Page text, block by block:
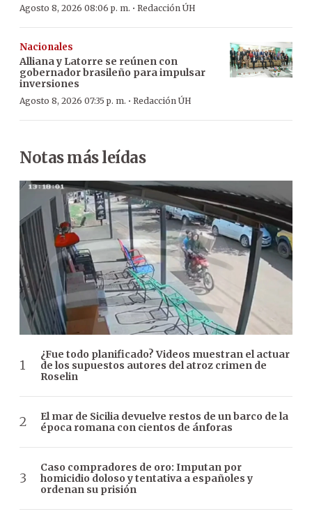
Agosto 8, 2026 08:06 p. m. · Redacción ÚH
Nacionales
Alliana y Latorre se reúnen con
gobernador brasileño para impulsar
inversiones
Agosto 8, 2026 07:35 p. m. · Redacción ÚH
Notas más leídas
¿Fue todo planificado? Videos muestran el actuar
de los supuestos autores del atroz crimen de
Roselin
El mar de Sicilia devuelve restos de un barco de la
época romana con cientos de ánforas
Caso compradores de oro: Imputan por
homicidio doloso y tentativa a españoles y
ordenan su prisión